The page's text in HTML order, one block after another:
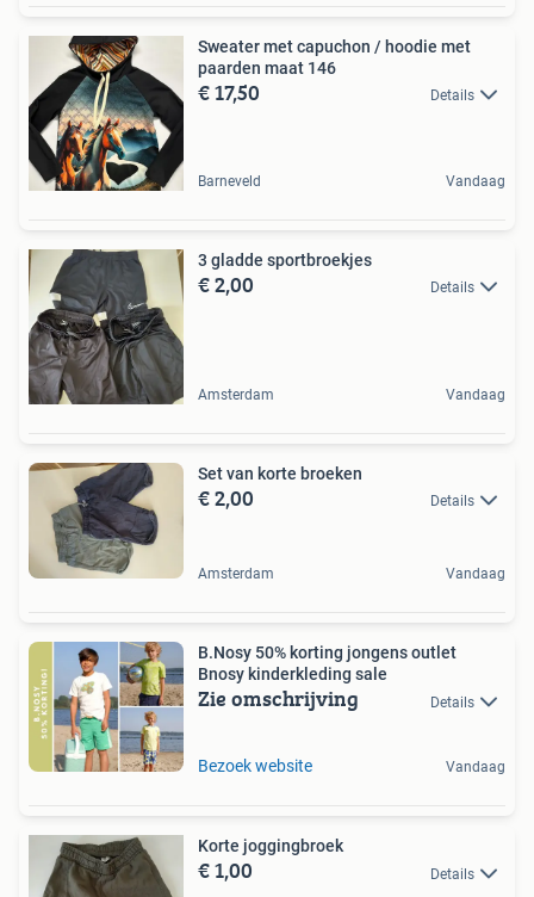
Sweater met capuchon / hoodie met
paarden maat 146
€ 17,50 Details
Barneveld Vandaag
3 gladde sportbroekjes
€ 2,00 Details
Amsterdam Vandaag
Set van korte broeken
€ 2,00 Details
Amsterdam Vandaag
B.Nosy 50% korting jongens outlet
Bnosy kinderkleding sale
Zie omschrijving Details
Bezoek website Vandaag
Korte joggingbroek
€ 1,00 Details